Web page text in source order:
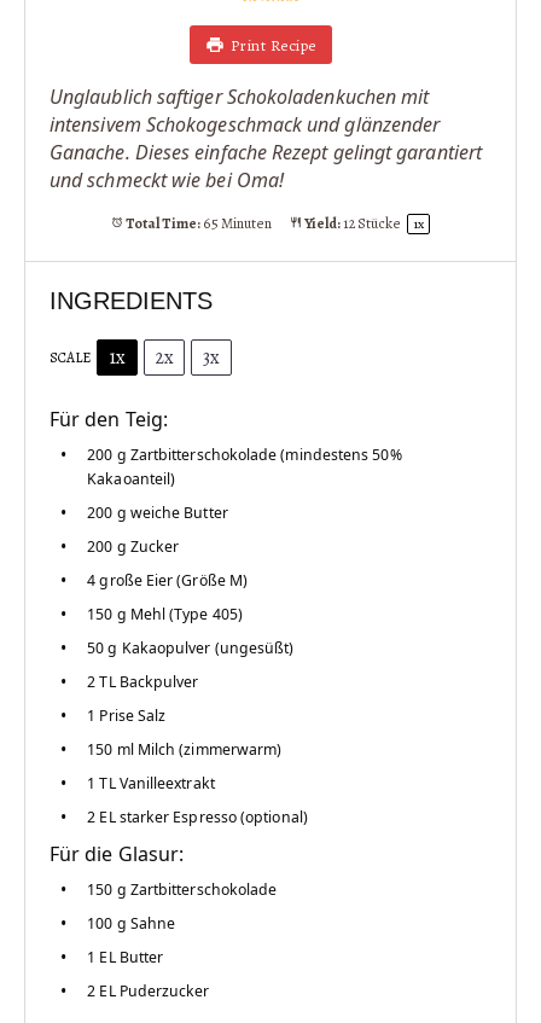
Print Recipe
Unglaublich saftiger Schokoladenkuchen mit
intensivem Schokogeschmack und glänzender
Ganache. Dieses einfache Rezept gelingt garantiert
und schmeckt wie bei Oma!
Total Time:65 Minuten Yield:12Stücke 1x
INGREDIENTS
SCALE 1x 2x 3x
Für den Teig:
200 g Zartbitterschokolade (mindestens 50%
Kakaoanteil)
200 g weiche Butter
200 g Zucker
4große Eier (Größe M)
150 g Mehl (Type 405)
50 g Kakaopulver (ungesüßt)
2TL Backpulver
1 Prise Salz
150 ml Milch (zimmerwarm)
1 TL Vanilleextrakt
2 EL starker Espresso (optional)
Für die Glasur:
150 g Zartbitterschokolade
100 g Sahne
1 EL Butter
2 EL Puderzucker